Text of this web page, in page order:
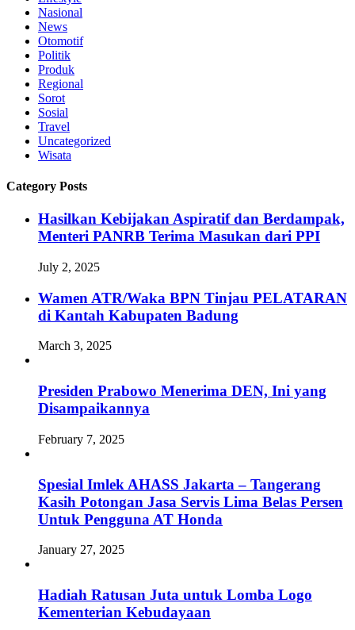
Nasional
News
Otomotif
Politik
Produk
Regional
Sorot
Sosial
Travel
Uncategorized
Wisata
Category Posts
Hasilkan Kebijakan Aspiratif dan Berdampak,
Menteri PANRB Terima Masukan dari PPI
July 2, 2025
Wamen ATR/Waka BPN Tinjau PELATARAN
di Kantah Kabupaten Badung
March 3, 2025
Presiden Prabowo Menerima DEN, Ini yang
Disampaikannya
February 7, 2025
Spesial Imlek AHASS Jakarta – Tangerang
Kasih Potongan Jasa Servis Lima Belas Persen
Untuk Pengguna AT Honda
January 27, 2025
Hadiah Ratusan Juta untuk Lomba Logo
Kementerian Kebudayaan